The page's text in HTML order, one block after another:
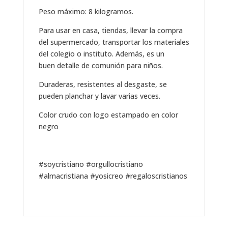
Peso máximo: 8 kilogramos.
Para usar en casa, tiendas, llevar la compra
del supermercado, transportar los materiales
del colegio o instituto. Además, es un
buen detalle de comunión para niños.
Duraderas, resistentes al desgaste, se
pueden planchar y lavar varias veces.
Color crudo con logo estampado en color
negro
#soycristiano #orgullocristiano
#almacristiana #yosicreo #regaloscristianos